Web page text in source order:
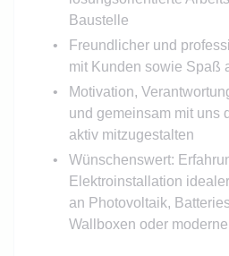
Baustelle
Freundlicher und
mit Kunden sowie Spaß
Motivation,
und gemeinsam mit uns
aktiv mitzugestalten
Wünschenswert:
Elektroinstallation
an Photovoltaik,
Wallboxen oder